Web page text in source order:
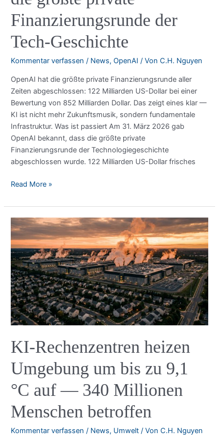
Finanzierungsrunde der
Tech-Geschichte
Kommentar verfassen / News,OpenAI / VonC.H. Nguyen
OpenAI hat die größte private Finanzierungsrunde aller
Zeiten abgeschlossen: 122 Milliarden US-Dollar bei einer
Bewertung von 852 Milliarden Dollar. Das zeigt eines klar —
KI ist nicht mehr Zukunftsmusik, sondern fundamentale
Infrastruktur. Was ist passiert Am 31. März 2026 gab
OpenAI bekannt, dass die größte private
Finanzierungsrunde der Technologiegeschichte
abgeschlossen wurde. 122 Milliarden US-Dollar frisches
OpenAI
122
Milliarden
Dollar
ein
—
die
größte
private
Finanzierungsrunde
der
Tech-
Read More »
KI-Rechenzentren heizen
Umgebung um bis zu 9,1
°C auf — 340 Millionen
Menschen betroffen
Kommentar verfassen / News, Umwelt / VonC.H. Nguyen